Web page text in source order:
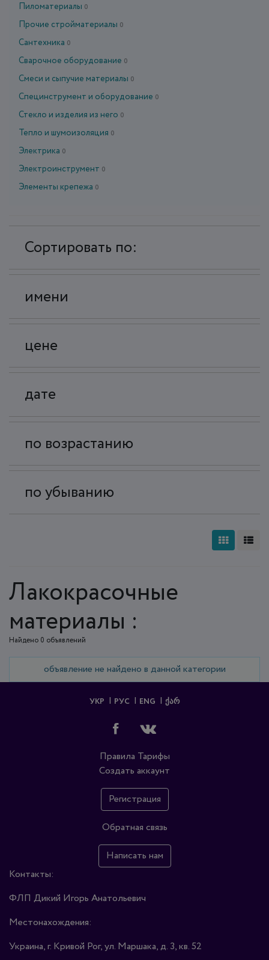
Пиломатериалы 0
Прочие стройматериалы 0
Сантехника 0
Сварочное оборудование 0
Смеси и сыпучие материалы 0
Специнструмент и оборудование 0
Стекло и изделия из него 0
Тепло и шумоизоляция 0
Электрика 0
Электроинструмент 0
Элементы крепежа 0
Сортировать по:
имени
цене
дате
по возрастанию
по убыванию
Лакокрасочные
материалы :
Найдено 0 объявлений
объявление не найдено в данной категории
УКР РУС ENG ᲥᲐᲠ
Правила Тарифы
Создать аккаунт
Регистрация
Обратная связь
Написать нам
Контакты:
ФЛП Дикий Игорь Анатольевич
Местонахождения:
Украина, г. Кривой Рог, ул. Маршака, д. 3, кв. 52